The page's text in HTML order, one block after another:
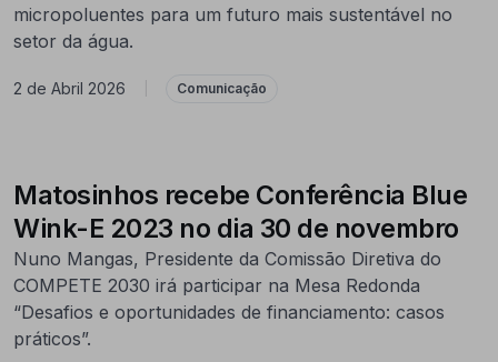
micropoluentes para um futuro mais sustentável no
setor da água.
2 de Abril 2026 Comunicação
Matosinhos recebe Conferência Blue
Wink-E 2023 no dia 30 de novembro
Nuno Mangas, Presidente da Comissão Diretiva do
COMPETE 2030 irá participar na Mesa Redonda
“Desafios e oportunidades de financiamento: casos
práticos”.